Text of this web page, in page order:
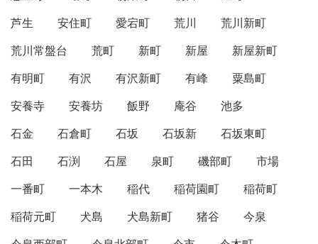
芦生
安住町 愛宕町 荒川
荒川新町
荒川常盤台
荒町 新町 新屋
新屋新町
有明町
有沢 有沢新町 有峰
粟島町
安養寺
安養坊 飯野 庵谷
池多
石金
石倉町 石坂 石坂新
石坂東町
石田
石渕 石屋 泉町 磯部町
市場
一番町
一本木 稲代 稲荷園町
稲荷町
稲荷元町
犬島 犬島新町 猪谷
今泉